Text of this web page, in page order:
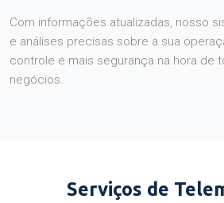
Com informações atualizadas, nosso
e análises precisas sobre a sua
controle e mais segurança na hora de
negócios.
Serviços de